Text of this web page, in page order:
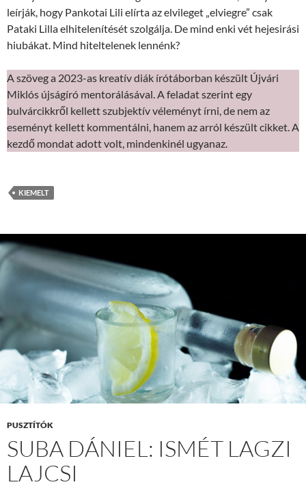
leírják, hogy Pankotai Lili elírta az elvileget „elviegre” csak
Pataki Lilla elhitelenítését szolgálja. De mind enki vét hejesirási
hiubákat. Mind hiteltelenek lennénk?
A szöveg a 2023-as kreatív diák írótáborban készült Újvári
Miklós újságíró mentorálásával. A feladat szerint egy
bulvárcikkről kellett szubjektív véleményt írni, de nem az
eseményt kellett kommentálni, hanem az arról készült cikket. A
kezdő mondat adott volt, mindenkinél ugyanaz.
KIEMELT
PUSZTÍTÓK
SUBA DÁNIEL: ISMÉT LAGZI
LAJCSI